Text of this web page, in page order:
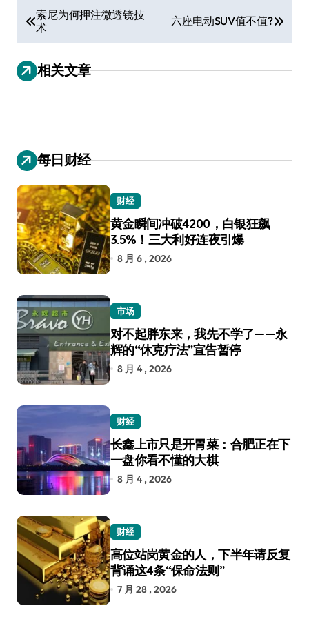
章
导
航
索尼为何押注微透镜技
术
六座电动SUV值不值?
相关文章
每日财经
财经
黄金瞬间冲破4200，白银狂飙
3.5%！三大利好连夜引爆
8 月 6 , 2026
市场
对不起胖东来，我先不学了——永
辉的“休克疗法”宣告暂停
8 月 4 , 2026
财经
长鑫上市只是开胃菜：合肥正在下
一盘你看不懂的大棋
8 月 4 , 2026
财经
高位站岗黄金的人，下半年请反复
背诵这4条“保命法则”
7 月 28 , 2026